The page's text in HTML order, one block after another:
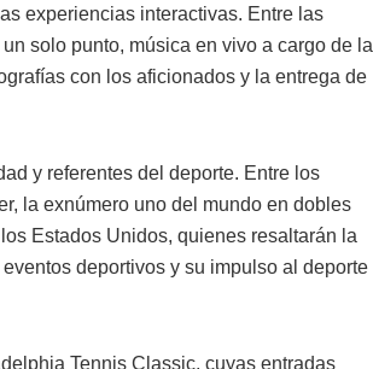
experiencias interactivas. Entre las
solo punto, música en vivo a cargo de la
con los aficionados y la entrega de
y referentes del deporte. Entre los
la exnúmero uno del mundo en dobles
Estados Unidos, quienes resaltarán la
deportivos y su impulso al deporte
Tennis Classic, cuyas entradas